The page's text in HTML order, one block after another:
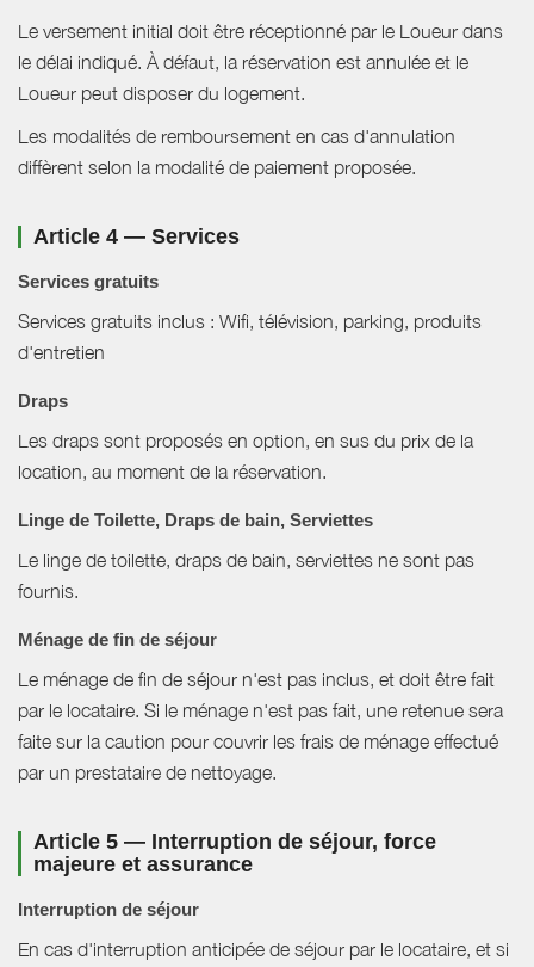
Le versement initial doit être réceptionné par le Loueur dans
le délai indiqué. À défaut, la réservation est annulée et le
Loueur peut disposer du logement.
Les modalités de remboursement en cas d'annulation
diffèrent selon la modalité de paiement proposée.
Article 4 — Services
Services gratuits
Services gratuits inclus : Wifi, télévision, parking, produits
d'entretien
Draps
Les draps sont proposés en option, en sus du prix de la
location, au moment de la réservation.
Linge de Toilette, Draps de bain, Serviettes
Le linge de toilette, draps de bain, serviettes ne sont pas
fournis.
Ménage de fin de séjour
Le ménage de fin de séjour n'est pas inclus, et doit être fait
par le locataire. Si le ménage n'est pas fait, une retenue sera
faite sur la caution pour couvrir les frais de ménage effectué
par un prestataire de nettoyage.
Article 5 — Interruption de séjour, force
majeure et assurance
Interruption de séjour
En cas d'interruption anticipée de séjour par le locataire, et si